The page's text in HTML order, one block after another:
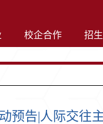
校企合作 招
预告|人际交往